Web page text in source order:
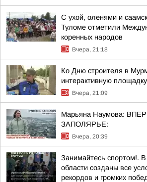
С ухой, оленями и
Туломе отметили
коренных народов
Вчера, 21:18
Ко Дню строителя в
интерактивную
Вчера, 21:09
Марьяна Наумова:
ЗАПОЛЯРЬЕ:
Вчера, 20:39
Занимайтесь спортом!.
области созданы все
рекордов и громких